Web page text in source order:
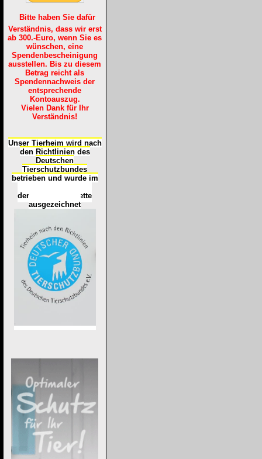
Bitte haben Sie dafür
Verständnis, dass wir erst
ab 300.-Euro, wenn Sie es
wünschen, eine
Spendenbescheinigung
ausstellen. Bis zu diesem
Betrag reicht als
Spendennachweis der
entsprechende
Kontoauszug.
Vielen Dank für Ihr
Verständnis!
Unser Tierheim wird nach
den Richtlinien des
Deutschen
Tierschutzbundes
betrieben und wurde im
der
Tierheimplakette
ausgezeichnet